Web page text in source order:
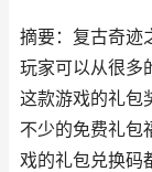
摘要：复古奇迹
玩家可以从很多
这款游戏的礼包
不少的免费礼包
戏的礼包兑换码